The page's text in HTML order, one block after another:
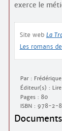
exerce le
Site web La
Les romans
Par :
Éditeur(s) :
Pages : 80
ISBN : 978-2-